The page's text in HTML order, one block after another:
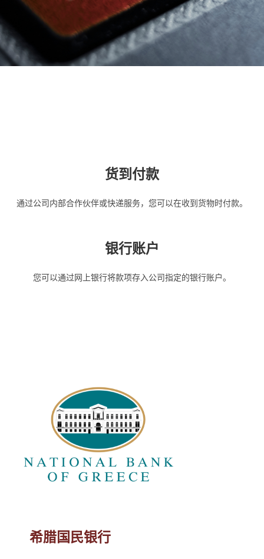
货到付款
通过公司内部合作伙伴或快递服务，您可以在收到货物时付款。
银行账户
您可以通过网上银行将款项存入公司指定的银行账户。
希腊国民银行